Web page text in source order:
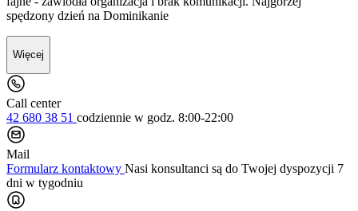
spędzony dzień na Dominikanie
Więcej
Call center
42 680 38 51 codziennie w godz. 8:00-22:00
Mail
Formularz kontaktowy Nasi konsultanci są do Twojej dyspozycji 7
dni w tygodniu